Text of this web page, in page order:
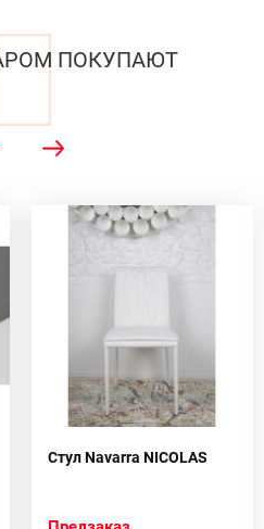
ПОКУПАЮТ
Стул Navarra NICOLAS